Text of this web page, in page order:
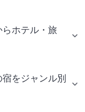
ホテル・旅
をジャンル別